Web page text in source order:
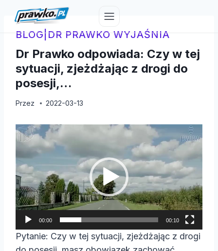
treściBLOG| DR PRAWKO WYJAŚNIA
Dr Prawko odpowiada: Czy w tej
sytuacji, zjeżdżając z drogi do
posesji,…
Przez 2022-03-13
O
d
t
w
a
r
z
c
00:00 00:10
Pytanie: Czy w tej sytuacji, zjeżdżając z drogi